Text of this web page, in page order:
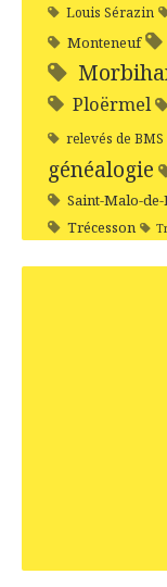
Louis Sérazin
Monteneuf
Ploërmel
relevés de BMS
généalogie
Saint-Malo-
Trécesson